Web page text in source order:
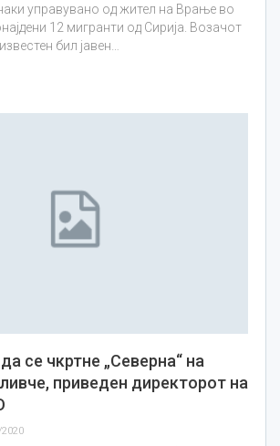
управувано од жител на Врање во
12 мигранти од Сирија. Возачот
бил јавен…
се чкртне „Северна“ на
приведен директорот на